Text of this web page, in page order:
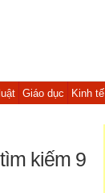
Giáo dục Kinh tế
kiếm 9